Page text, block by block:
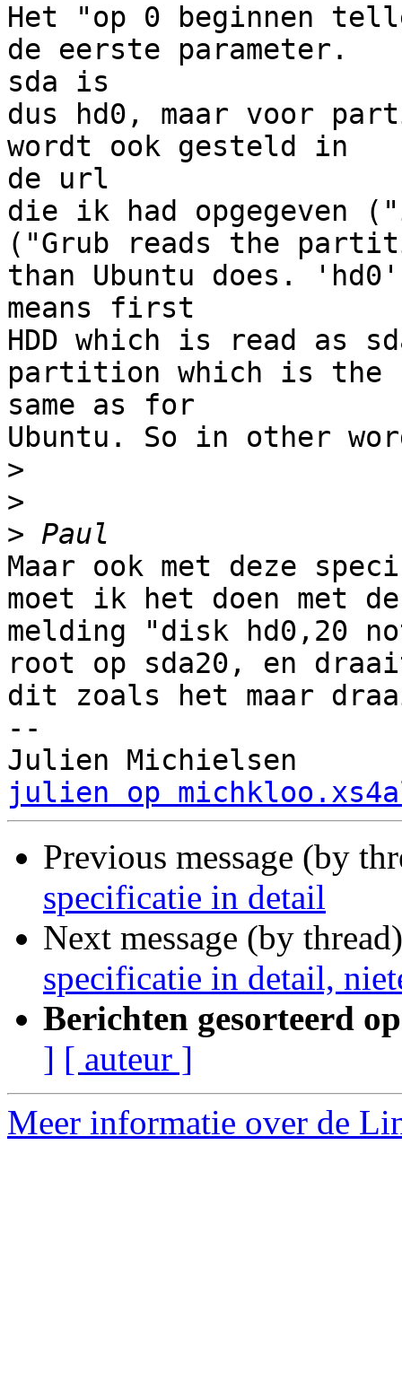
Het "op 0 beginnen
de eerste parameter.
sda is
dus hd0, maar voor
wordt ook gesteld in
de url
die ik had opgegeven
("Grub reads the
than Ubuntu does.
means first
HDD which is read as
partition which is the
same as for
Ubuntu. So in other
>
>
>
Maar ook met deze
moet ik het doen met de
melding "disk hd0,20
root op sda20, en
dit zoals het maar
--
julien op
Previous message (by
specificatie in detail
Next message (by
specificatie in detail,
Berichten gesorteerd
] [ auteur ]
Meer informatie over de